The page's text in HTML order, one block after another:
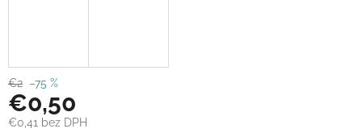
€2 –75 %
€0,50
€0,41 bez DPH